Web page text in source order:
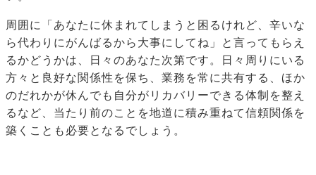
周囲に「あなたに休まれてしまうと困るけれど、辛いな
ら代わりにがんばるから大事にしてね」と言ってもらえ
るかどうかは、日々のあなた次第です。日々周りにいる
方々と良好な関係性を保ち、業務を常に共有する、ほか
のだれかが休んでも自分がリカバリーできる体制を整え
るなど、当たり前のことを地道に積み重ねて信頼関係を
築くことも必要となるでしょう。